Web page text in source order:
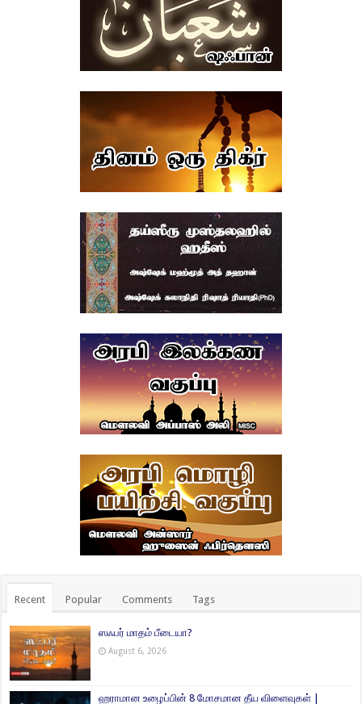
Recent Popular Comments Tags
ஸஃபர் மாதம் பீடையா?
August 6, 2026
ஹராமான உழைப்பின் 8 மோசமான தீய விளைவுகள் |